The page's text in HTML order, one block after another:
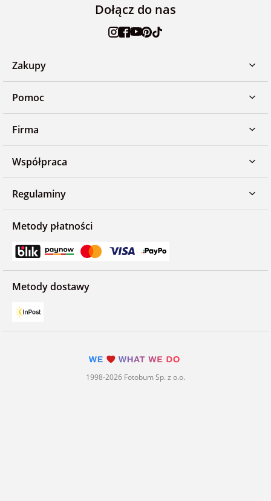
Dołącz do nas
Zakupy
Pomoc
Firma
Współpraca
Regulaminy
Metody płatności
Metody dostawy
1998-2026 Fotobum Sp. z o.o.